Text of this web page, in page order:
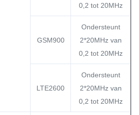
0,2 tot 20MHz
GSM900
Ondersteunt
2*20MHz van
0,2 tot 20MHz
LTE2600
Ondersteunt
2*20MHz van
0,2 tot 20MHz